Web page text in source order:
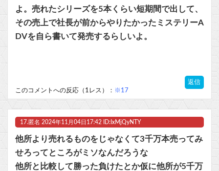
よ。売れたシリーズを5本くらい短期間で出して、
その売上で社長が前からやりたかったミステリーA
DVを自ら書いて発売するらしいよ。
返信
このコメントへの反応（1レス）： ※17
17. 匿名 2024年11月04日17:42 ID:IxMjQyNTY
他所より売れるものをじゃなくて3千万本売ってみ
せろってところがミソなんだろうな
他所と比較して勝った負けたとか仮に他所が5千万